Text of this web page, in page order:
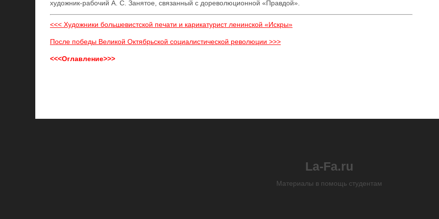
художник-рабочий А. С. Занятое, связанный с дореволюционной «Правдой».
<<< Художники большевистской печати и карикатурист ленинской «Искры»
После победы Великой Октябрьской социалистической революции >>>
<<<Оглавление>>>
La-Fa.ru
Материалы в помощь студентам